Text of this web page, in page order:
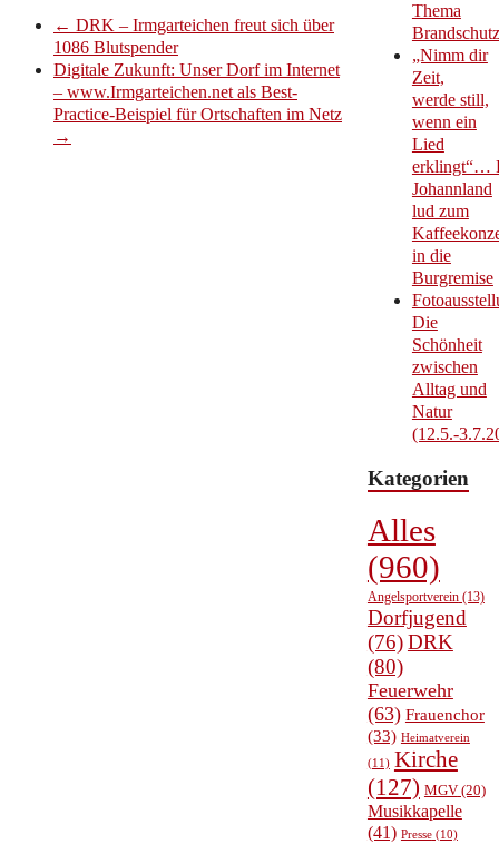
← DRK – Irmgarteichen freut sich über
1086 Blutspender
Digitale Zukunft: Unser Dorf im Internet
– www.Irmgarteichen.net als Best-
Practice-Beispiel für Ortschaften im Netz
→
Thema
Brandschutz
„Nimm dir
Zeit,
werde still,
wenn ein
Lied
erklingt“…
Johannland
lud zum
in die
Burgremise
Die
Schönheit
zwischen
Alltag und
Natur
(12.5.-
Kategorien
Alles
(960)
Angelsportverein(13)
Dorfjugend
(76)DRK
(80)
Feuerwehr
(63) Frauenchor
(33) Heimatverein
(11) Kirche
(127) MGV(20)
Musikkapelle
(41) Presse(10)